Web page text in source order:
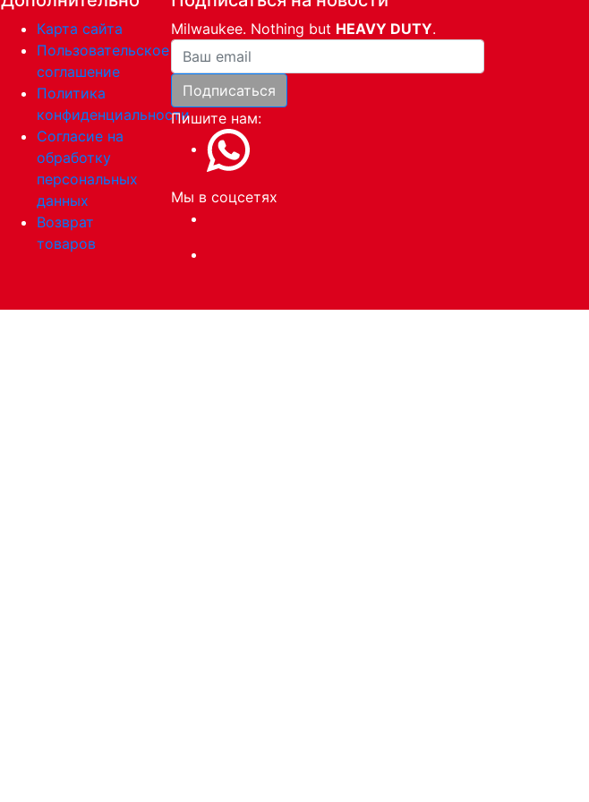
Карта сайта
Пользовательское
соглашение
Политика
конфиденциальности
Согласие на
обработку
персональных
данных
Возврат
товаров
Milwaukee. Nothing but HEAVY DUTY.
Ваша почта
Подписаться
Пишите нам:
Мы в соцсетях